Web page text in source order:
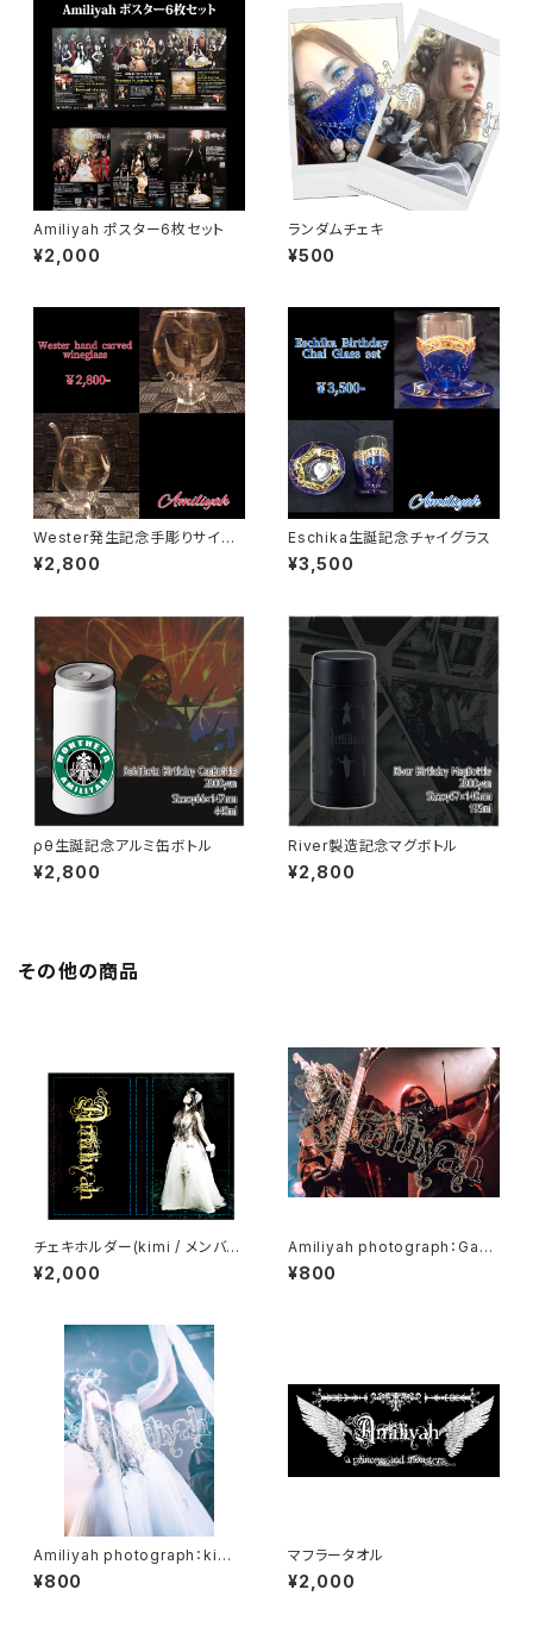
Amiliyah ポスター6枚セット
¥2,000
ランダムチェキ
¥500
Wester発生記念手彫りサイン
入りワイングラス
¥2,800
Eschika生誕記念チャイグラス
¥3,500
ρθ生誕記念アルミ缶ボトル
¥2,800
River製造記念マグボトル
¥2,800
その他の商品
チェキホルダー(kimi / メンバー
集合)
¥2,000
Amiliyah photograph：Gacc
i & Eschika No.1～No.7
¥800
Amiliyah photograph：kimi
No.11～20
¥800
マフラータオル
¥2,000